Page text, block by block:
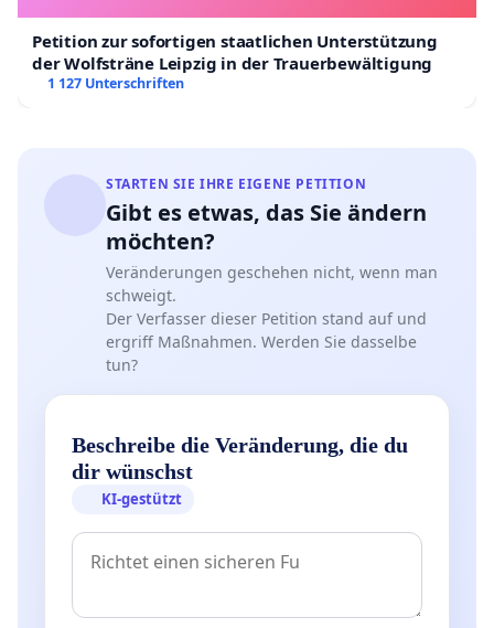
Petition zur sofortigen staatlichen Unterstützung
der Wolfsträne Leipzig in der Trauerbewältigung
1 127 Unterschriften
STARTEN SIE IHRE EIGENE PETITION
Gibt es etwas, das Sie ändern
möchten?
Veränderungen geschehen nicht, wenn man
schweigt.
Der Verfasser dieser Petition stand auf und
ergriff Maßnahmen. Werden Sie dasselbe
tun?
Beschreibe die Veränderung, die du
dir wünschst
KI-gestützt